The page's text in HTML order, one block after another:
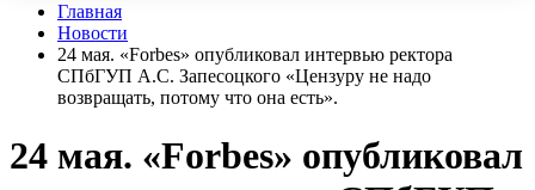
Главная
Новости
24 мая. «Forbes» опубликовал интервью ректора
СПбГУП А.С. Запесоцкого «Цензуру не надо
возвращать, потому что она есть».
24 мая. «Forbes» опубликовал